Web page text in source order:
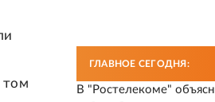
том
ГЛАВНОЕ СЕГОДНЯ:
В "Ростелекоме"